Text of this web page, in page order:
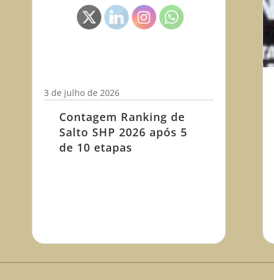
Contagem Ranking de
Salto SHP 2026 após 5
de 10 etapas
3 de julho de 2026